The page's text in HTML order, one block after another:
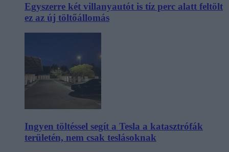
Egyszerre két villanyautót is tíz perc alatt feltölt
ez az új töltőállomás
Ingyen töltéssel segít a Tesla a katasztrófák
területén, nem csak teslásoknak